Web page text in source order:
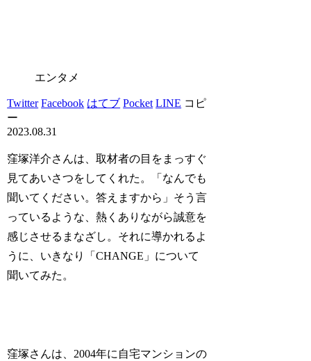
エンタメ
Twitter Facebook はてブ Pocket LINE コピ
ー
2023.08.31
窪塚洋介さんは、取材者の目をまっすぐ
見てあいさつをしてくれた。「なんでも
聞いてください。答えますから」そう言
っているような、熱くありながら誠意を
感じさせるまなざし。それに導かれるよ
うに、いきなり「CHANGE」について
聞いてみた。
窪塚さんは、2004年に自宅マンションの